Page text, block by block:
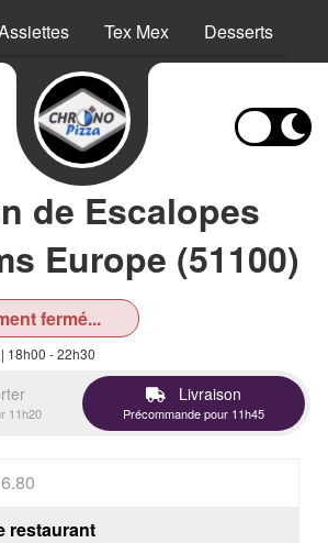
Tex Mex Desserts
de Escalopes
Europe (51100)
fermé...
18h00 - 22h30
11h20
Livraison
Précommande pour 11h45
restaurant